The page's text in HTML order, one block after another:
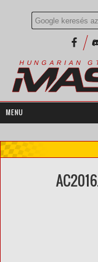
H U N G A R I A N G